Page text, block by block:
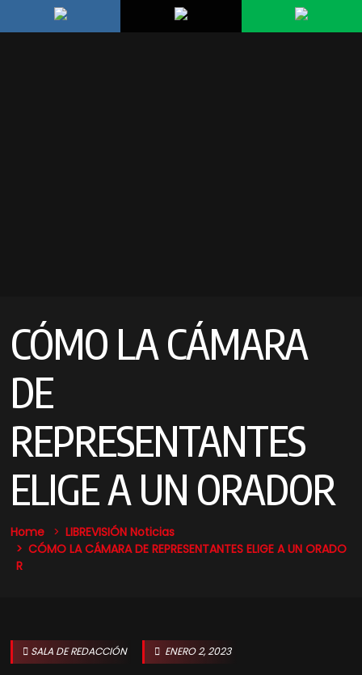
CÓMO LA CÁMARA
DE
REPRESENTANTES
ELIGE A UN ORADOR
Home
LIBREVISIÓN Noticias
CÓMO LA CÁMARA DE REPRESENTANTES ELIGE A UN ORADO
R
SALA DE REDACCIÓN ENERO 2, 2023